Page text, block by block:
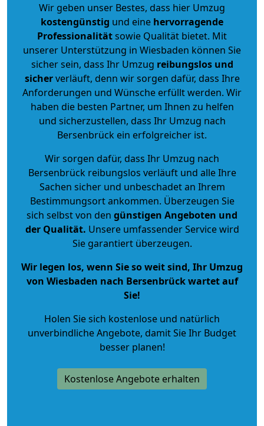
Wir geben unser Bestes, dass hier Umzug
kostengünstig und eine hervorragende
Professionalitätsowie Qualität bietet. Mit
unserer Unterstützung in Wiesbaden können Sie
sicher sein, dass Ihr Umzug reibungslos und
sicherverläuft, denn wir sorgen dafür, dass Ihre
Anforderungen und Wünsche erfüllt werden. Wir
haben die besten Partner, um Ihnen zu helfen
und sicherzustellen, dass Ihr Umzug nach
Bersenbrück ein erfolgreicher ist.
Wir sorgen dafür, dass Ihr Umzug nach
Bersenbrück reibungslos verläuft und alle Ihre
Sachen sicher und unbeschadet an Ihrem
Bestimmungsort ankommen. Überzeugen Sie
sich selbst von den günstigen Angeboten und
der Qualität. Unsere umfassender Service wird
Sie garantiert überzeugen.
Wir legen los, wenn Sie so weit sind, Ihr Umzug
von Wiesbaden nach Bersenbrück wartet auf
Sie!
Holen Sie sich kostenlose und natürlich
unverbindliche Angebote, damit Sie Ihr Budget
besser planen!
Kostenlose Angebote erhalten